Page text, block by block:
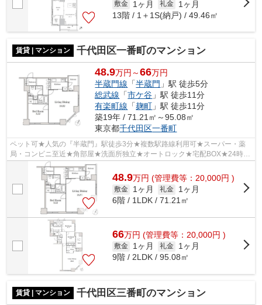
敷金 1ヶ月 礼金
1ヶ月
13階 / 1＋1S(納戸) / 49.46㎡
賃貸 | マンション 千代田区一番町のマンション
48.9万円～66万円
半蔵門線 「半蔵門 」駅 徒歩5分
総武線 「市ケ谷 」駅 徒歩11分
有楽町線 「麹町 」駅 徒歩11分
築19年 / 71.21㎡～95.08㎡
東京都千代田区一番町
ペット可★人気の『半蔵門』駅徒歩3分★複数駅路線利用可★スーパー・薬
局・コンビニ至近★角部屋★洗面所独立★オートロック★宅配BOX★24時間
ゴミ出し可★
48.9万円 (管理費等：20,000円 )
敷金 1ヶ月 礼金
1ヶ月
6階 / 1LDK / 71.21㎡
66万円 (管理費等：20,000円 )
敷金 1ヶ月 礼金
1ヶ月
9階 / 2LDK / 95.08㎡
賃貸 | マンション 千代田区三番町のマンション